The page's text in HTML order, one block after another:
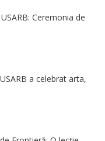
Ceremonia de
a celebrat arta,